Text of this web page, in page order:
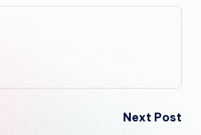
Next Post